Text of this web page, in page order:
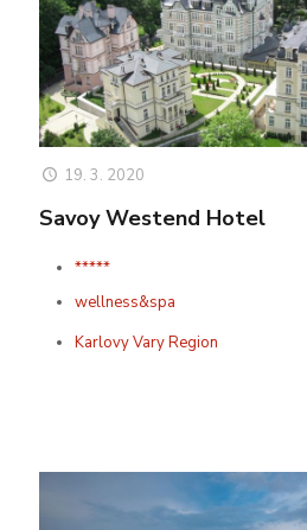
19. 3. 2020
Savoy Westend Hotel
*****
wellness&spa
Karlovy Vary Region